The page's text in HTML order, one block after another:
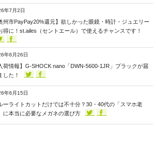
年7月2日
州市PayPay20%還元】欲しかった眼鏡・時計・ジュエリー
得に！st.ailes（セントエール）で使えるチャンスです！
年6月26日
荷情報】G-SHOCK nano「DWN-5600-1JR」ブラックが届
した！
年6月15日
ーライトカットだけでは不十分？30・40代の「スマホ老
に本当に必要なメガネの選び方